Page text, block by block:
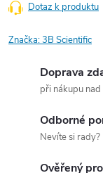
Dotaz k produktu
Značka:3B Scientific
Doprava
při nákupu
Odborné
Nevíte si rady?
Ověřený